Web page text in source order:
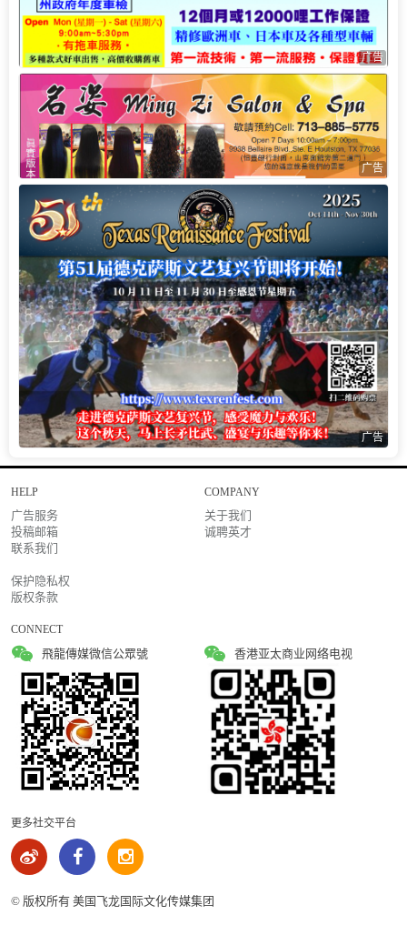
广告
广告
广告
HELP
广告服务
投稿邮箱
联系我们
保护隐私权
版权条款
COMPANY
关于我们
诚聘英才
CONNECT
飛龍傳媒微信公眾號 香港亚太商业网络电视
更多社交平台
© 版权所有 美国飞龙国际文化传媒集团